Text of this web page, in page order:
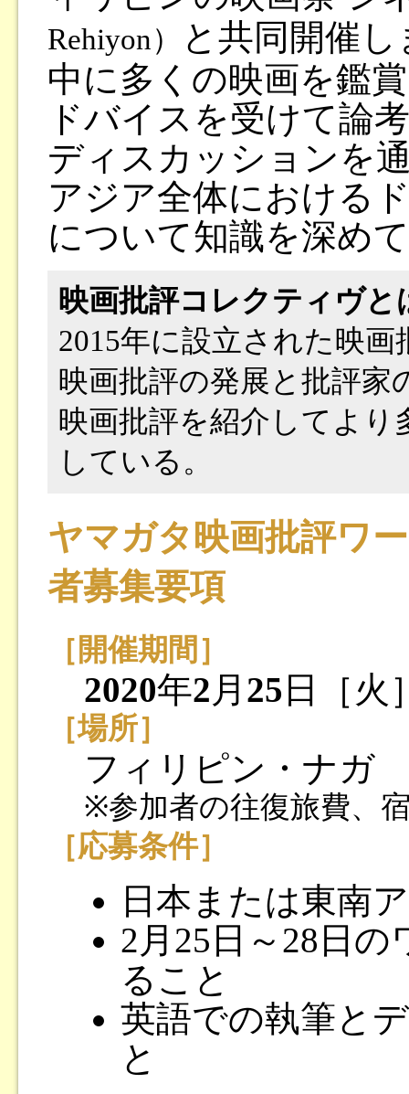
Rehiyon）
と共同開催
中に多くの映画を鑑
ドバイスを受けて論
ディスカッションを
アジア全体における
について知識を深め
映画批評コレクティヴ
2015年に設立された映
映画批評の発展と批評家
映画批評を紹介してよ
している。
ヤマガタ映画批評ワ
者募集要項
［開催期間］
2020年2 月 25 日［火
［場所］
フィリピン・ナガ
※参加者の往復旅費、
［応募条件］
日本または東南
2月25日～28日
ること
英語での執筆と
と